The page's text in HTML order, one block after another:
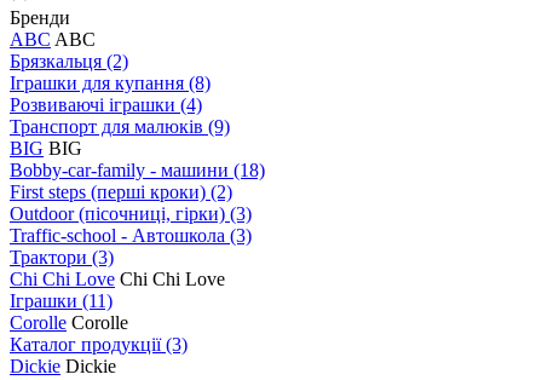
Бренди
ABC ABC
Брязкальця (2)
Іграшки для купання (8)
Розвиваючі іграшки (4)
Транспорт для малюків (9)
BIG BIG
Bobby-car-family - машини (18)
First steps (перші кроки) (2)
Outdoor (пісочниці, гірки) (3)
Traffic-school - Автошкола (3)
Трактори (3)
Chi Chi Love Chi Chi Love
Іграшки (11)
Corolle Corolle
Каталог продукції(3)
Dickie Dickie